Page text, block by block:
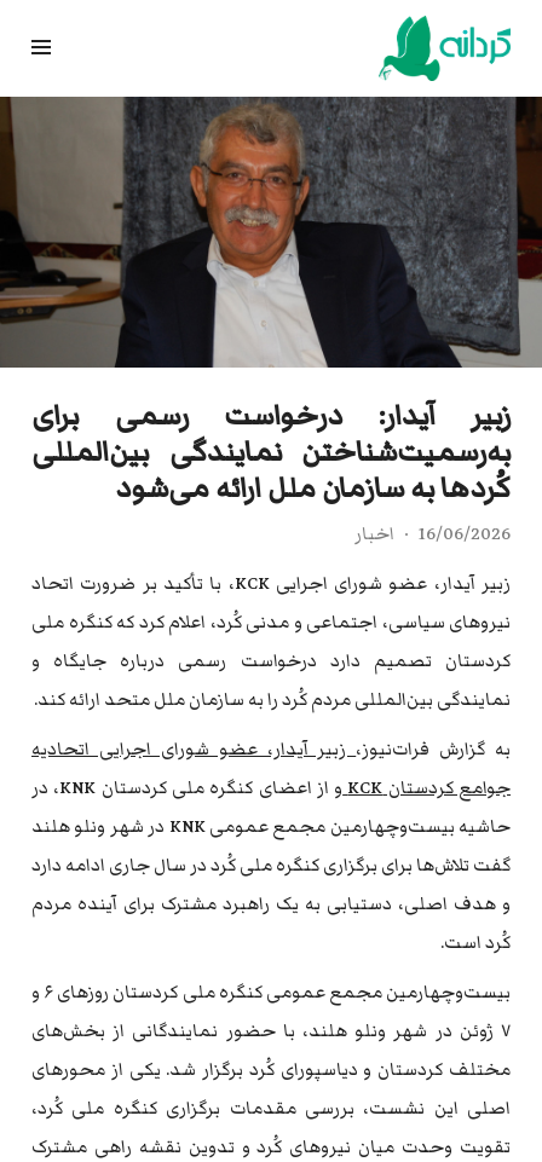
Skip
content
زبیر آیدار: درخواست رسمی برای
به‌رسمیت‌شناختن نمایندگی بین‌المللی
کُردها به سازمان ملل ارائه می‌شود
16/06/2026
اخبار
زبیر آیدار، عضو شورای اجرایی KCK، با تأکید بر ضرورت اتحاد
نیروهای سیاسی، اجتماعی و مدنی کُرد، اعلام کرد که کنگره ملی
کردستان تصمیم دارد درخواست رسمی درباره جایگاه و
نمایندگی بین‌المللی مردم کُرد را به سازمان ملل متحد ارائه کند.
به گزارش فرات‌نیوز،زبیر آیدار، عضو شورای اجرایی اتحادیه
جوامع کردستان KCK
و از اعضای کنگره ملی کردستان KNK، در
حاشیه بیست‌وچهارمین مجمع عمومی KNK در شهر ونلو هلند
گفت تلاش‌ها برای برگزاری کنگره ملی کُرد در سال جاری ادامه دارد
و هدف اصلی، دستیابی به یک راهبرد مشترک برای آینده مردم
کُرد است.
بیست‌وچهارمین مجمع عمومی کنگره ملی کردستان روزهای ۶ و
۷ ژوئن در شهر ونلو هلند، با حضور نمایندگانی از بخش‌های
مختلف کردستان و دیاسپورای کُرد برگزار شد. یکی از محورهای
اصلی این نشست، بررسی مقدمات برگزاری کنگره ملی کُرد،
تقویت وحدت میان نیروهای کُرد و تدوین نقشه راهی مشترک